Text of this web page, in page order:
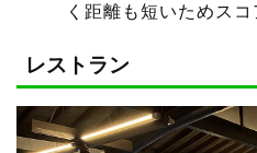
く距離も短いためス
レストラン